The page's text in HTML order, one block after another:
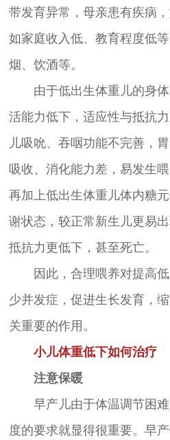
带发育异常，母亲患有疾病
如家庭收入低、教育程度低
烟、饮酒等。
由于低出生体重儿的身体
活能力低下，适应性与抵抗
儿吸吮、吞咽功能不完善，
吸收、消化能力差，易发生
再加上低出生体重儿体内糖
谢状态，较正常新生儿更易
抵抗力更低下，甚至死亡。
因此，合理喂养对提高低
少并发症，促进生长发育，
关重要的作用。
小儿体重低下如何治疗
注意保暖
早产儿由于体温调节困难
度的要求就显得很重要。早